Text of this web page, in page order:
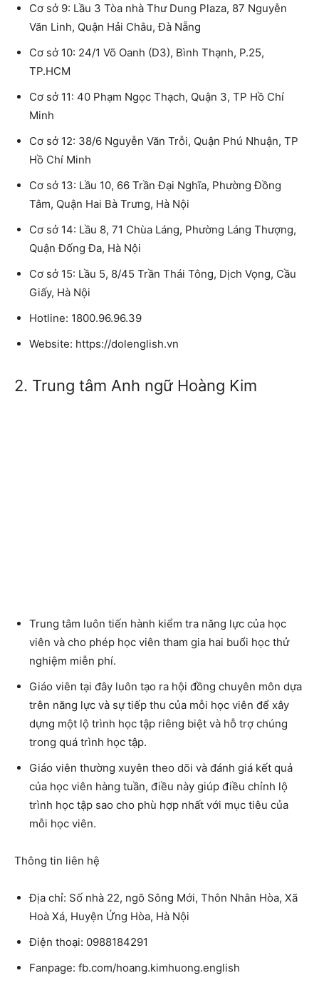
Cơ sở 9: Lầu 3 Tòa nhà Thư Dung Plaza, 87 Nguyễn
Văn Linh, Quận Hải Châu, Đà Nẵng
Cơ sở 10: 24/1 Võ Oanh (D3), Bình Thạnh, P.25,
TP.HCM
Cơ sở 11: 40 Phạm Ngọc Thạch, Quận 3, TP Hồ Chí
Minh
Cơ sở 12: 38/6 Nguyễn Văn Trỗi, Quận Phú Nhuận, TP
Hồ Chí Minh
Cơ sở 13: Lầu 10, 66 Trần Đại Nghĩa, Phường Đồng
Tâm, Quận Hai Bà Trưng, Hà Nội
Cơ sở 14: Lầu 8, 71 Chùa Láng, Phường Láng Thượng,
Quận Đống Đa, Hà Nội
Cơ sở 15: Lầu 5, 8/45 Trần Thái Tông, Dịch Vọng, Cầu
Giấy, Hà Nội
Hotline: 1800.96.96.39
Website: https://dolenglish.vn
2. Trung tâm Anh ngữ Hoàng Kim
Trung tâm luôn tiến hành kiểm tra năng lực của học
viên và cho phép học viên tham gia hai buổi học thử
nghiệm miễn phí.
Giáo viên tại đây luôn tạo ra hội đồng chuyên môn dựa
trên năng lực và sự tiếp thu của mỗi học viên để xây
dựng một lộ trình học tập riêng biệt và hỗ trợ chúng
trong quá trình học tập.
Giáo viên thường xuyên theo dõi và đánh giá kết quả
của học viên hàng tuần, điều này giúp điều chỉnh lộ
trình học tập sao cho phù hợp nhất với mục tiêu của
mỗi học viên.
Thông tin liên hệ
Địa chỉ: Số nhà 22, ngõ Sông Mới, Thôn Nhân Hòa, Xã
Hoà Xá, Huyện Ứng Hòa, Hà Nội
Điện thoại: 0988184291
Fanpage: fb.com/hoang.kimhuong.english